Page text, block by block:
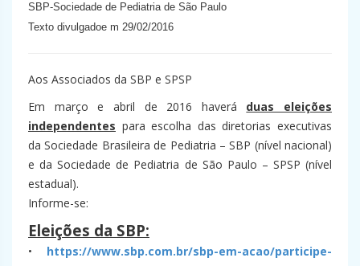
SBP-Sociedade de Pediatria de São Paulo
Texto divulgadoe m 29/02/2016
Aos Associados da SBP e SPSP
Em março e abril de 2016 haverá duas eleições
independentes para escolha das diretorias executivas
da Sociedade Brasileira de Pediatria – SBP (nível nacional)
e da Sociedade de Pediatria de São Paulo – SPSP (nível
estadual).
Informe-se:
Eleições da SBP:
• https://www.sbp.com.br/sbp-em-acao/participe-